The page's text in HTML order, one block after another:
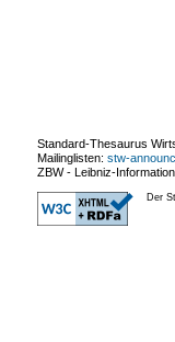
Standard-Thesaurus
Mailinglisten: stw-
ZBW - Leibniz-
Der